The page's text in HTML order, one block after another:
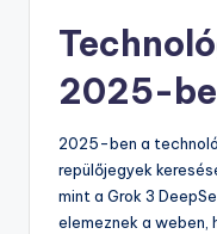
2025-
2025-ben a
repülőjegyek
mint a Grok 3
elemeznek a weben,